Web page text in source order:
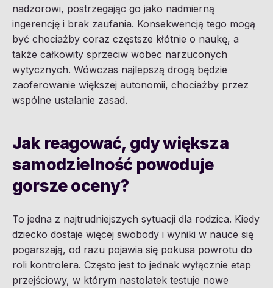
nadzorowi, postrzegając go jako nadmierną
ingerencję i brak zaufania. Konsekwencją tego mogą
być chociażby coraz częstsze kłótnie o naukę, a
także całkowity sprzeciw wobec narzuconych
wytycznych. Wówczas najlepszą drogą będzie
zaoferowanie większej autonomii, chociażby przez
wspólne ustalanie zasad.
Jak reagować, gdy większa
samodzielność powoduje
gorsze oceny?
To jedna z najtrudniejszych sytuacji dla rodzica. Kiedy
dziecko dostaje więcej swobody i wyniki w nauce się
pogarszają, od razu pojawia się pokusa powrotu do
roli kontrolera. Często jest to jednak wyłącznie etap
przejściowy, w którym nastolatek testuje nowe